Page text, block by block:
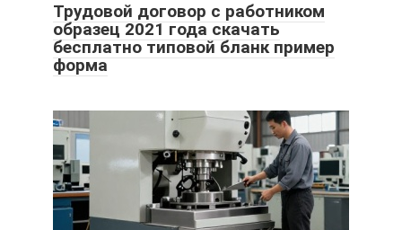
Трудовой договор с работником
образец 2021 года скачать
бесплатно типовой бланк пример
форма